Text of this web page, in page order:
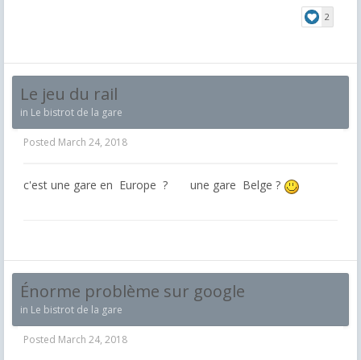
2
Le jeu du rail
in Le bistrot de la gare
Posted March 24, 2018
c'est une gare en Europe ? une gare Belge ?
Énorme problème sur google
in Le bistrot de la gare
Posted March 24, 2018